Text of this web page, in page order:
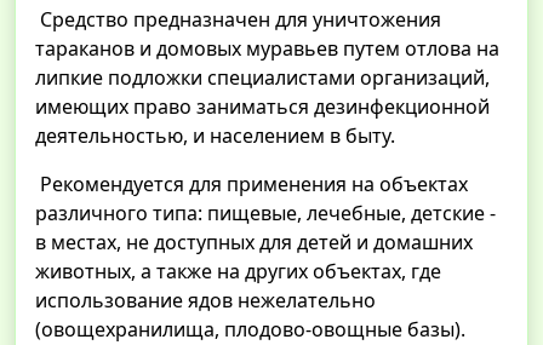
Средство предназначен для уничтожения
тараканов и домовых муравьев путем отлова на
липкие подложки специалистами организаций,
имеющих право заниматься дезинфекционной
деятельностью, и населением в быту.
Рекомендуется для применения на объектах
различного типа: пищевые, лечебные, детские -
в местах, не доступных для детей и домашних
животных, а также на других объектах, где
использование ядов нежелательно
(овощехранилища, плодово-овощные базы).